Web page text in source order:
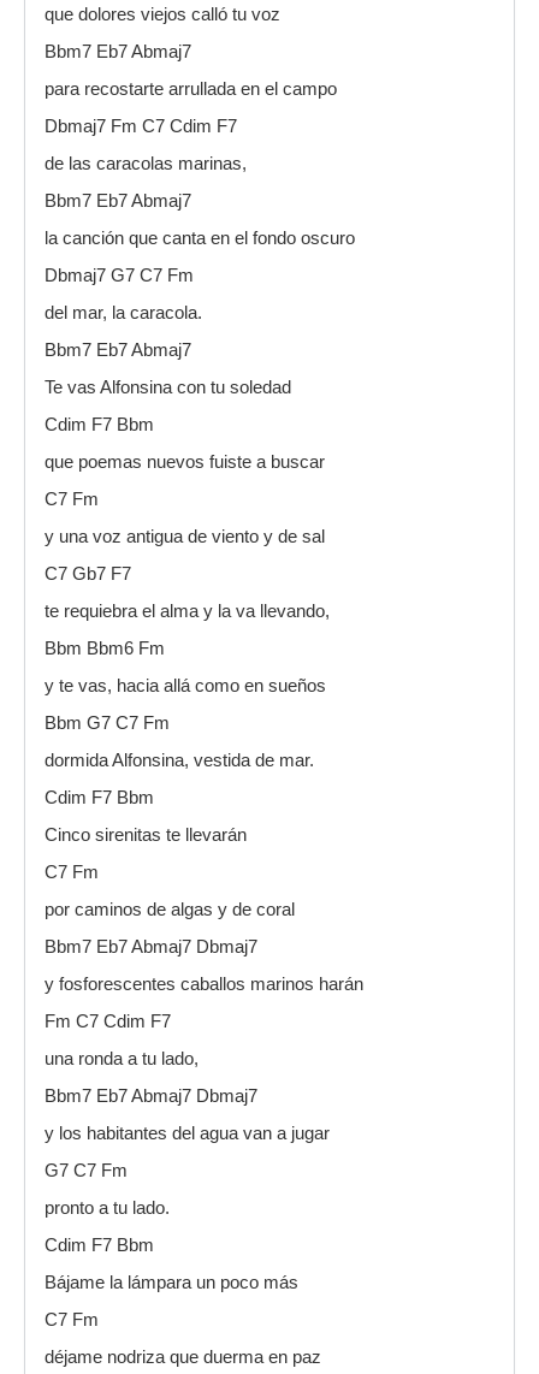
que dolores viejos calló tu voz
Bbm7 Eb7 Abmaj7
para recostarte arrullada en el campo
Dbmaj7 Fm C7 Cdim F7
de las caracolas marinas,
Bbm7 Eb7 Abmaj7
la canción que canta en el fondo oscuro
Dbmaj7 G7 C7 Fm
del mar, la caracola.
Bbm7 Eb7 Abmaj7
Te vas Alfonsina con tu soledad
Cdim F7 Bbm
que poemas nuevos fuiste a buscar
C7 Fm
y una voz antigua de viento y de sal
C7 Gb7 F7
te requiebra el alma y la va llevando,
Bbm Bbm6 Fm
y te vas, hacia allá como en sueños
Bbm G7 C7 Fm
dormida Alfonsina, vestida de mar.
Cdim F7 Bbm
Cinco sirenitas te llevarán
C7 Fm
por caminos de algas y de coral
Bbm7 Eb7 Abmaj7 Dbmaj7
y fosforescentes caballos marinos harán
Fm C7 Cdim F7
una ronda a tu lado,
Bbm7 Eb7 Abmaj7 Dbmaj7
y los habitantes del agua van a jugar
G7 C7 Fm
pronto a tu lado.
Cdim F7 Bbm
Bájame la lámpara un poco más
C7 Fm
déjame nodriza que duerma en paz